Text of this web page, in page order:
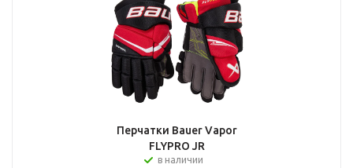
Перчатки Bauer Vapor
FLYPRO JR
в наличии